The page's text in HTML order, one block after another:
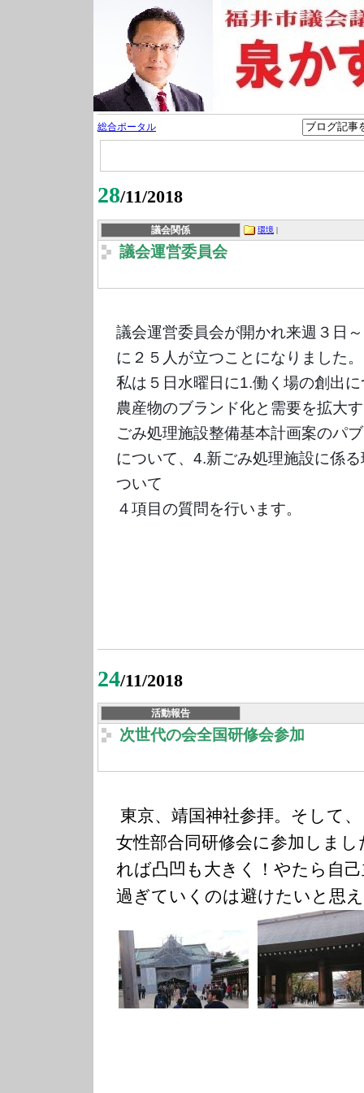
総合ポータル
28/11/2018
議会関係 環境 |
議会運営委員会
議会運営委員会が開かれ来週３日
に２５人が立つことになりました。
私は５日水曜日に1.働く場の創出
農産物のブランド化と需要を拡大
ごみ処理施設整備基本計画案のパ
について、4.新ごみ処理施設に係
ついて
４項目の質問を行います。
24/11/2018
活動報告
次世代の会全国研修会参加
東京、靖国神社参拝。そして
女性部合同研修会に参加しま
れば凸凹も大きく！やたら自
過ぎていくのは避けたいと思